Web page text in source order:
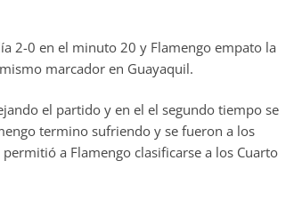
2-0 en el minuto 20 y Flamengo empato la
marcador en Guayaquil.
el partido y en el el segundo tiempo se
termino sufriendo y se fueron a los
a Flamengo clasificarse a los Cuarto